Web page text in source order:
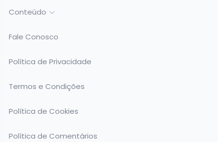
Conteúdo
Fale Conosco
Política de Privacidade
Termos e Condições
Política de Cookies
Política de Comentários